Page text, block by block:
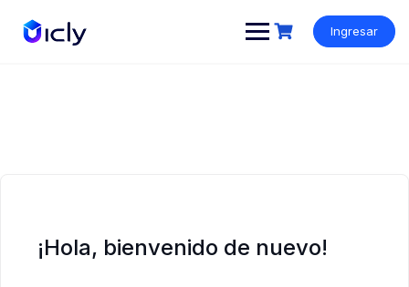
Ingresar
¡Hola, bienvenido de nuevo!